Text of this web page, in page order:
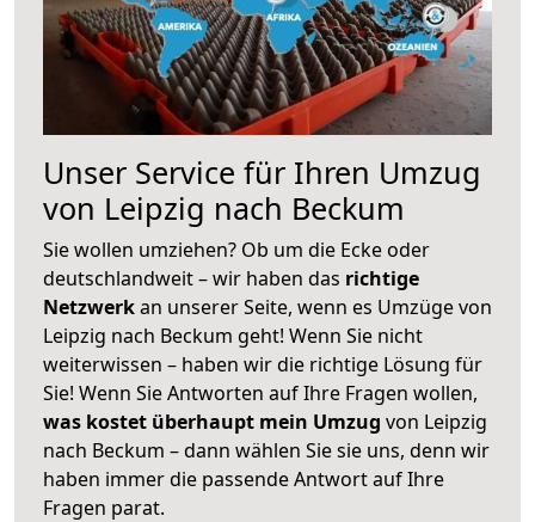
Unser Service für Ihren Umzug
von Leipzig nach Beckum
Sie wollen umziehen? Ob um die Ecke oder
deutschlandweit – wir haben das richtige
Netzwerkan unserer Seite, wenn es Umzüge von
Leipzig nach Beckum geht! Wenn Sie nicht
weiterwissen – haben wir die richtige Lösung für
Sie! Wenn Sie Antworten auf Ihre Fragen wollen,
was kostet überhaupt mein Umzug von Leipzig
nach Beckum – dann wählen Sie sie uns, denn wir
haben immer die passende Antwort auf Ihre
Fragen parat.